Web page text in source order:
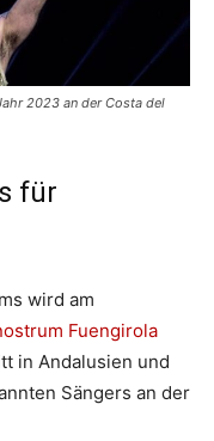
2023 an der Costa del
für
wird am
Fuengirola
in Andalusien und
Sängers an der